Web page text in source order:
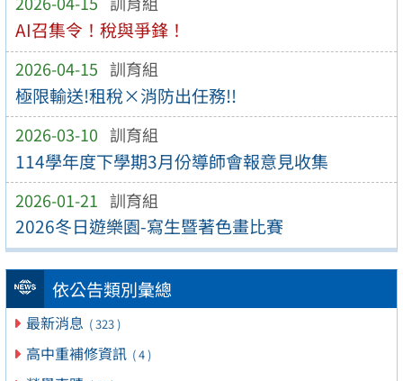
AI召集令！稅與爭鋒！
2026-04-15 訓育組
極限輸送!租稅×消防出任務!!
2026-03-10 訓育組
114學年度下學期3月份導師會報意見收集
2026-01-21 訓育組
2026冬日遊樂園-寫生暨著色畫比賽
依公告類別彙總
最新消息 ( 323 )
高中重補修資訊 ( 4 )